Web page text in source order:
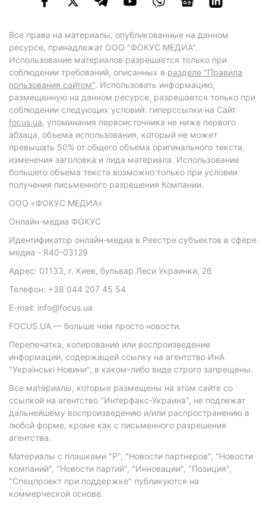
Все права на материалы, опубликованные на данном
ресурсе, принадлежат ООО "ФОКУС МЕДИА".
Использование материалов разрешается только при
соблюдении требований, описанных в разделе "Правила
пользования сайтом". Использовать информацию,
размещенную на данном ресурсе, разрешается только при
соблюдении следующих условий: гиперссылки на Сайт
focus.ua, упоминания первоисточника не ниже первого
абзаца, объема использования, который не может
превышать 50% от общего объема оригинального текста,
изменения заголовка и лида материала. Использование
большего объема текста возможно только при условии
получения письменного разрешения Компании.
ООО «ФОКУС МЕДИА»
Онлайн-медиа ФОКУС
Идентификатор онлайн-медиа в Реестре субъектов в сфере
медиа - R40-03129
Адрес: 01133, г. Киев, бульвар Леси Украинки, 26
Телефон: +38 044 207 45 54
E-mail: info@focus.ua
FOCUS.UA — больше чем просто новости.
Перепечатка, копирование или воспроизведение
информации, содержащей ссылку на агентство ИнА
"Українські Новини", в каком-либо виде строго запрещены.
Все материалы, которые размещены на этом сайте со
ссылкой на агентство "Интерфакс-Украина", не подлежат
дальнейшему воспроизведению и/или распространению в
любой форме, кроме как с письменного разрешения
агентства.
Материалы с плашками "Р", "Новости партнеров", "Новости
компаний", "Новости партий", "Инновации", "Позиция",
"Спецпроект при поддержке" публикуются на
коммерческой основе.